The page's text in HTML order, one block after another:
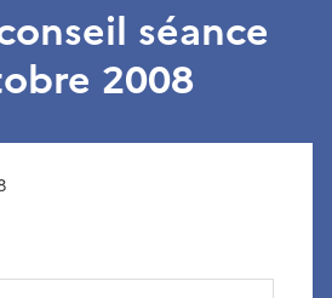
séance
2008